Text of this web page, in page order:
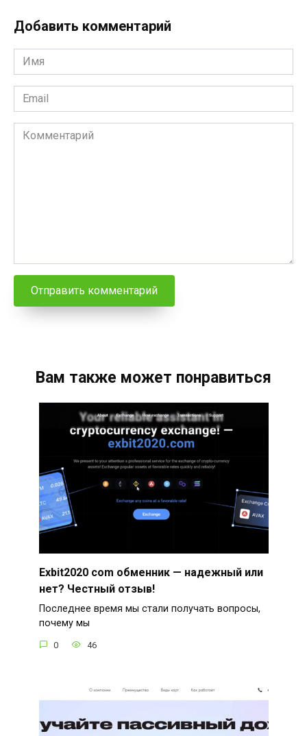
Добавить комментарий
Имя
*
Email
*
Комментарий
Вам также может понравиться
Exbit2020 com обменник — надежный или
нет? Честный отзыв!
Последнее время мы стали получать вопросы,
почему мы
0 46